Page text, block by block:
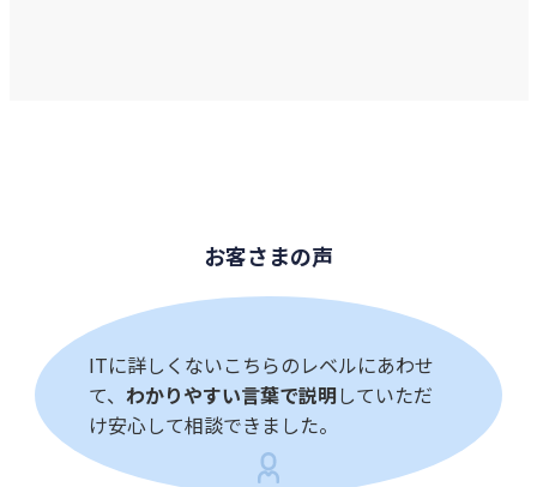
お客さまの声
ITに詳しくないこちらのレベルにあわせ
て、わかりやすい言葉で説明していただ
け安心して相談できました。